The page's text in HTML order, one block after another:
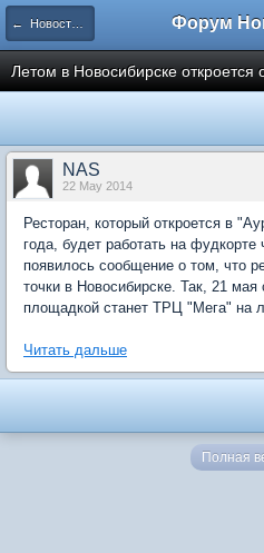
← Новости рынка недвижимости
Летом в Новосибирске откроется
NAS
22 May 2014
Ресторан, который откроется в
года, будет работать на фудкорте
появилось сообщение о том, что
точки в Новосибирске. Так, 21 мая
площадкой станет ТРЦ "Мега" на
Читать дальше
Полная